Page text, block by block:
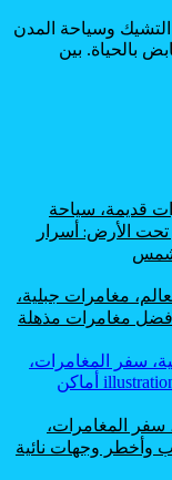
وسياحة المدن
بالحياة. بين
قديمة، سياحة
تحت الأرض: أسرار
مغامرات جبلية،
مغامرات مذهلة
سفر المغامرات،
وأخطر وجهات نائية